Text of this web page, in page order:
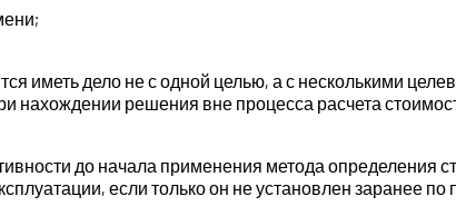
иметь дело не с одной целью, а с несколькими
нахождении решения вне процесса расчета
до начала применения метода определения
если только он не установлен заранее по